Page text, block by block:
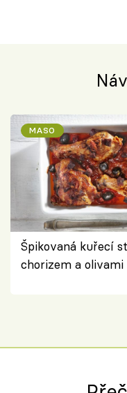
MASO
Špikovaná kuřecí
chorizem a olivami